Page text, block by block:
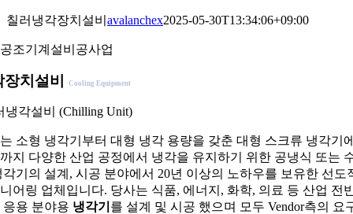
칠러냉각장치설비 avalanchex2025-05-30T13:34:06+09:00
조기계설비공사업
장치설비 Cooling Equipment
냉각설비 (Chilling Unit)
소형 냉각기부터 대형 냉각 용량을 갖춘 대형 스크류 냉각기
지 다양한 산업 공정에서 냉각을 유지하기 위한 공냉식 또는
각기의 설계, 시공 분야에서 20년 이상의 노하우를 보유한 선도
어링 업체입니다. 당사는 식품, 에너지, 화학, 의료 등 산업 전
응용 분야용 냉각기 를 설계 및 시공 했으며 모두 Vendor측의 요